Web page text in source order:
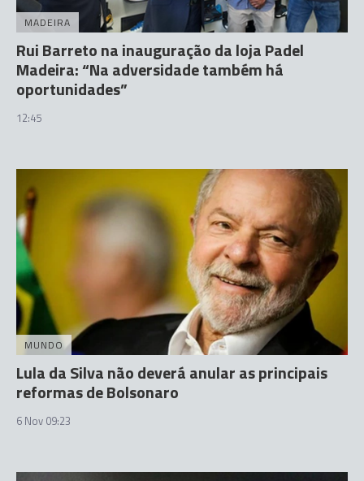
MADEIRA
Rui Barreto na inauguração da loja Padel
Madeira: “Na adversidade também há
oportunidades”
12:45
MUNDO
Lula da Silva não deverá anular as principais
reformas de Bolsonaro
6 Nov 09:23